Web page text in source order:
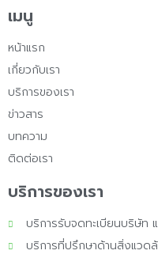
เมนู
หน้าแรก
เกี่ยวกับเรา
บริการของเรา
ข่าวสาร
บทความ
ติดต่อเรา
บริการของเรา
บริการรับจดทะเบียนบริษัท
บริการที่ปรึกษาด้านสิ่งแวด